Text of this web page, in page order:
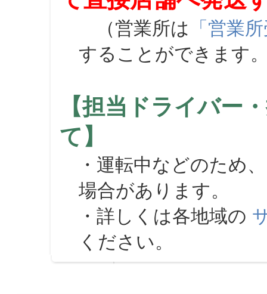
（営業所は 「営業
することができます
【担当ドライバー
て】
・運転中などのため
場合があります。
・詳しくは各地域の
ください。